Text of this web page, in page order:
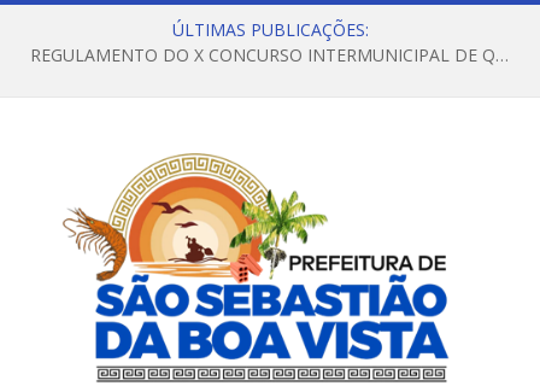
ÚLTIMAS PUBLICAÇÕES:
REGULAMENTO DO X CONCURSO INTERMUNICIPAL DE QUADRILHAS JUNINAS – 2026 – ARRAIÁ DA VENEZA